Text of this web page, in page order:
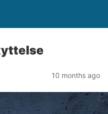
10 months ago